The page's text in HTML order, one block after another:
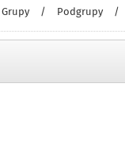
Grupy / Podgrupy /